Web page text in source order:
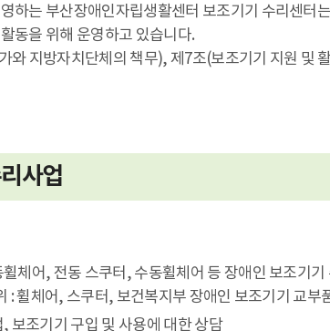
하는 부산장애인자립생활센터 보조기기 수리센
동을 위해 운영하고 있습니다.
와 지방자치단체의 책무), 제7조(보조기기 지원 및
사업
체어, 전동 스쿠터, 수동휠체어 등 장애인 보조기
: 휠체어, 스쿠터, 보건복지부 장애인 보조기기 교부
보조기기 구입 및 사용에 대한 상담